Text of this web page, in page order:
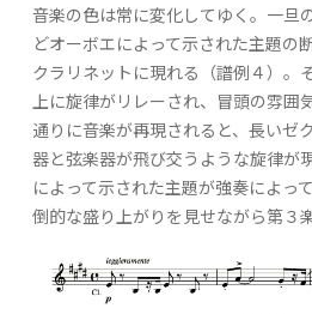
音楽の色は常に変化してゆく。一旦
どオーボエによって示された主題の
クラリネットに現れる（譜例４）。
上に旋律がリレーされ、冒頭の雰囲
通りに音楽が再現されると、長いゼ
器と弦楽器が飛び交うような旋律が
によって示された主題が強奏によっ
倒的な盛り上がりを見せながら第３